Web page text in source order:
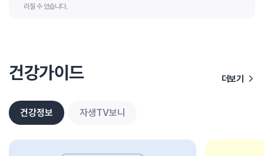
라질 수 있습니다.
건강가이드 더보기
건강정보 자생TV보니